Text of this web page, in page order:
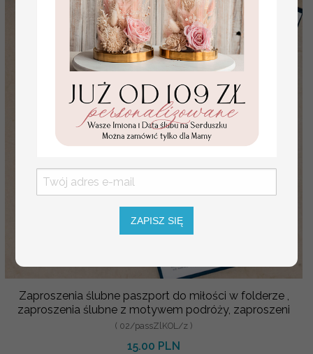
Zaproszenia ślubne paszport do miłości w folderze ,
zaproszenia ślubne z motywem podróży, zaproszeni
( 02/passZlKOL/z )
15.00 PLN
ZAPISZ SIĘ